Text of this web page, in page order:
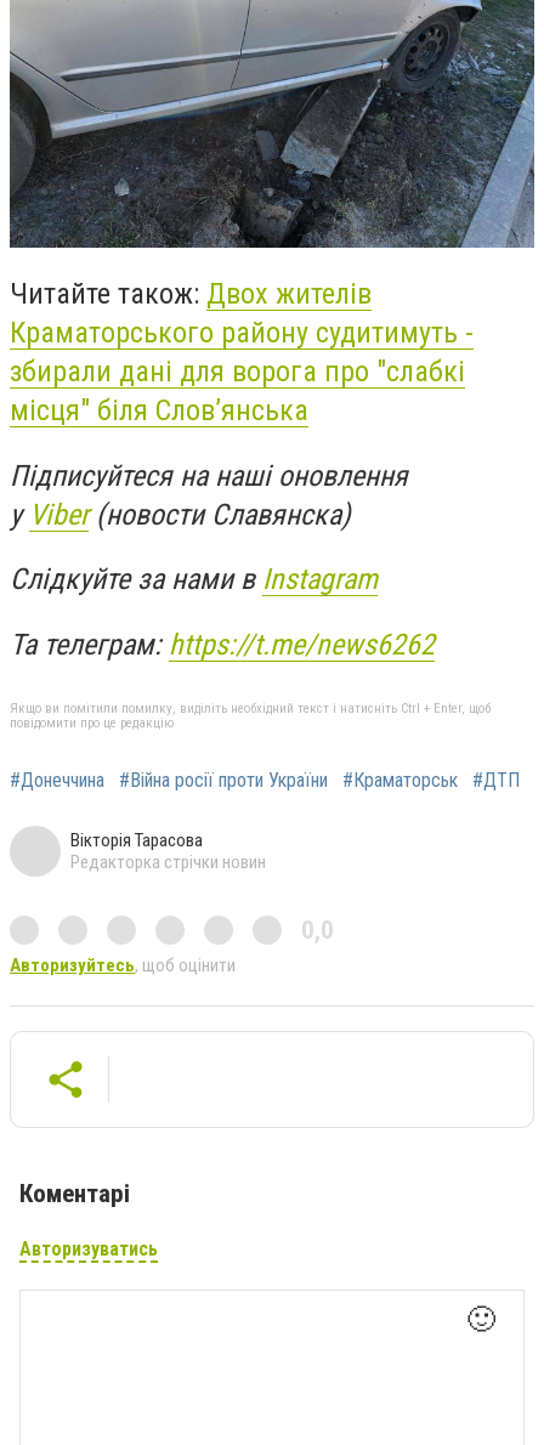
Читайте також: Двох жителів
Краматорського району судитимуть -
збирали дані для ворога про "слабкі
місця" біля Слов’янська
Підписуйтеся на наші оновлення
у Viber(новости Славянска)
Слідкуйте за нами в Instagram
Та телеграм:https://t.me/news6262
Якщо ви помітили помилку, виділіть необхідний текст і натисніть Ctrl + Enter, щоб
повідомити про це редакцію
#Донеччина #Війна росії проти України #Краматорськ #ДТП
Вікторія Тарасова
Редакторка стрічки новин
0,0
Авторизуйтесь, щоб оцінити
Коментарі
Авторизуватись
🙂